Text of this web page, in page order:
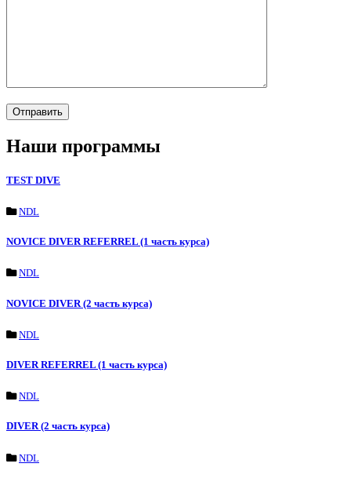
Отправить
Наши программы
TEST DIVE
NDL
NOVICE DIVER REFERREL (1 часть курса)
NDL
NOVICE DIVER (2 часть курса)
NDL
DIVER REFERREL (1 часть курса)
NDL
DIVER (2 часть курса)
NDL